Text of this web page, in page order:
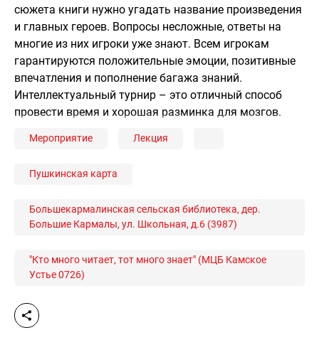
сюжета книги нужно угадать название произведения
и главных героев. Вопросы несложные, ответы на
многие из них игроки уже знают. Всем игрокам
гарантируются положительные эмоции, позитивные
впечатления и пополнение багажа знаний.
Интеллектуальный турнир – это отличный способ
провести время и хорошая разминка для мозгов.
Мероприятие Лекция
Пушкинская карта
Большекармалинская сельская библиотека, дер.
Большие Кармалы, ул. Школьная, д.6 (3987)
"Кто много читает, тот много знает" (МЦБ Камское
Устье 0726)